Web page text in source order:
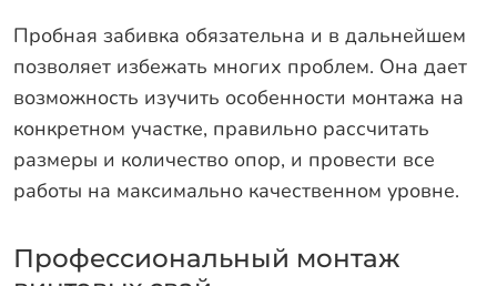
Пробная забивка обязательна и в дальнейшем
позволяет избежать многих проблем. Она дает
возможность изучить особенности монтажа на
конкретном участке, правильно рассчитать
размеры и количество опор, и провести все
работы на максимально качественном уровне.
Профессиональный монтаж